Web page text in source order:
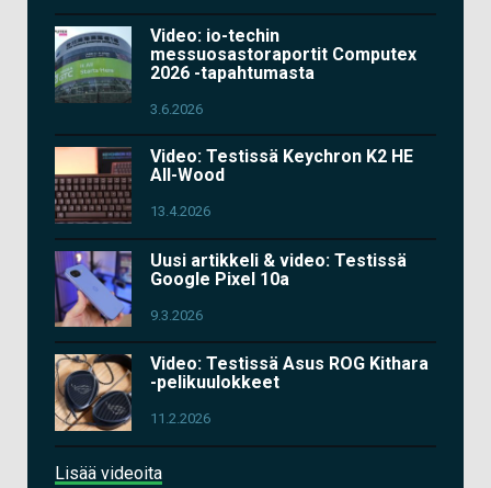
Video: io-techin
messuosastoraportit Computex
2026 -tapahtumasta
3.6.2026
Video: Testissä Keychron K2 HE
All-Wood
13.4.2026
Uusi artikkeli & video: Testissä
Google Pixel 10a
9.3.2026
Video: Testissä Asus ROG Kithara
-pelikuulokkeet
11.2.2026
Lisää videoita